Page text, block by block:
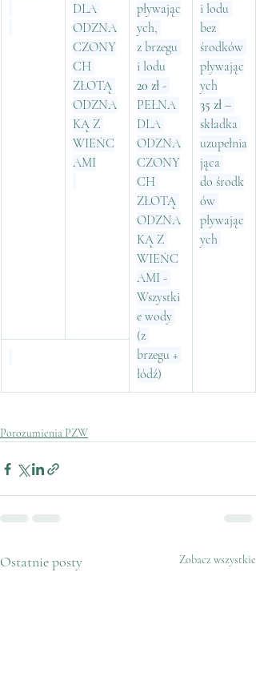
DLA
ODZNA
CZONY
CH
ZŁOTĄ
ODZNA
KĄ Z
WIEŃC
AMI
pływając
ych,
z brzegu
i lodu
20 zł -
PEŁNA
DLA
ODZNA
CZONY
CH
ZŁOTĄ
ODZNA
KĄ Z
WIEŃC
AMI -
Wszystki
e wody
(z
brzegu +
łódź)
i lodu
bez
środków
pływając
ych
35 zł –
składka
uzupełnia
jąca
do środk
ów
pływając
ych
Porozumienia PZW
Ostatnie posty Zobacz wszystkie